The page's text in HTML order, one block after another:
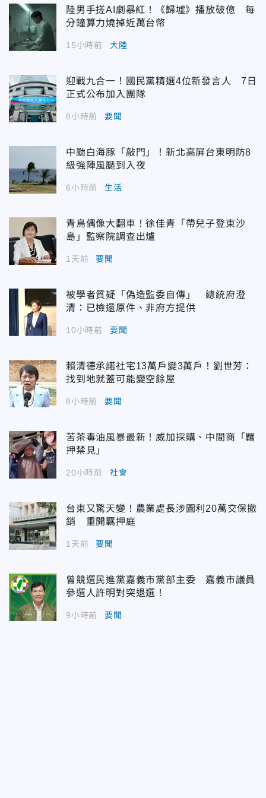
陸男手搓AI劇暴紅！《歸墟》播放破億 每
分鐘算力燒掉近萬台幣
15小時前 大陸
迎戰九合一！國民黨精選4位新發言人 7日
正式公布加入團隊
8小時前 要聞
中颱白海豚「敲門」！新北高屏台東明防8
級強陣風颳到入夜
6小時前 生活
青鳥偶像大翻車！徐佳青「帶兒子登東沙
島」監察院調查出爐
1天前 要聞
被學者質疑「偽造監委自傳」 總統府澄
清：已檢還原件、非府方提供
10小時前 要聞
賴清德承諾社宅13萬戶變3萬戶！劉世芳：
找到地就蓋可能變空餘屋
8小時前 要聞
苦茶毒油風暴最新！威加採購、中間商「羈
押禁見」
20小時前 社會
台東又驚天變！農業處長涉圖利20萬交保撤
銷 重開羈押庭
1天前 要聞
曾競選民進黨嘉義市黨部主委 嘉義市議員
參選人許明對突退選！
9小時前 要聞